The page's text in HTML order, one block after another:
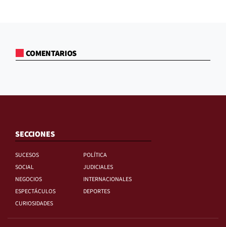
COMENTARIOS
SECCIONES
SUCESOS
POLÍTICA
SOCIAL
JUDICIALES
NEGOCIOS
INTERNACIONALES
ESPECTÁCULOS
DEPORTES
CURIOSIDADES